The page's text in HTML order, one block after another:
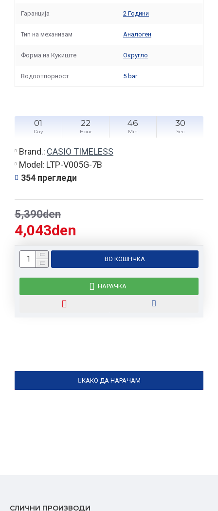
Гаранција 2 Години
Тип на механизам Аналоген
Форма на Кукиште Округло
Водоотпорност 5 bar
01
Day
22
Hour
46
Min
29
Sec
5,390den
4,043den
Brand.: CASIO TIMELESS
Model: LTP-V005G-7B
354 прегледи
ВО КОШНЧКА
НАРАЧКА
КАКО ДА НАРАЧАМ
СЛИЧНИ ПРОИЗВОДИ